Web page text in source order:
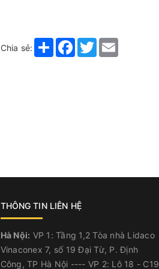
Chia sẻ: ShareFacebook
TwitterEmail
THÔNG TIN LIÊN HỆ
Hà Nội: VP 1: Tầng 1,2 Tòa nhà Lidaco
Vinaconex 7, số 19 Đại Từ, P. Định
Công, TP Hà Nội ---- VP 2: Lô 18 - C19